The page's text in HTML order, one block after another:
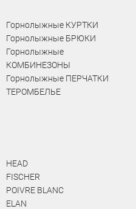
Горнолыжные КУРТКИ
Горнолыжные БРЮКИ
Горнолыжные
КОМБИНЕЗОНЫ
Горнолыжные ПЕРЧАТКИ
ТЕРОМБЕЛЬЕ
HEAD
FISCHER
POIVRE BLANC
ELAN